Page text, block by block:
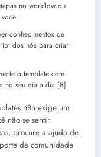
no workflow ou
conhecimentos de
dos nós para criar
o template com
no seu dia a dia [8].
n8n exige um
não se sentir
procure a ajuda de
da comunidade